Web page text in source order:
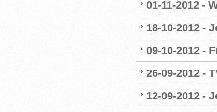
01-11-2012 -
18-10-2012 -
09-10-2012 -
26-09-2012 -
12-09-2012 -